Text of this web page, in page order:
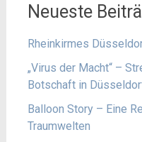
Neueste
Rheinkirmes
„Virus der Macht“ –
Botschaft in
Balloon Story – Eine
Traumwelten